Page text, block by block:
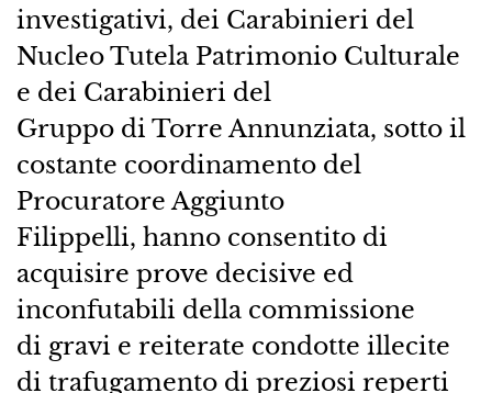
investigativi, dei Carabinieri del
Nucleo Tutela Patrimonio Culturale
e dei Carabinieri del
Gruppo di Torre Annunziata, sotto il
costante coordinamento del
Procuratore Aggiunto
Filippelli, hanno consentito di
acquisire prove decisive ed
inconfutabili della commissione
di gravi e reiterate condotte illecite
di trafugamento di preziosi reperti